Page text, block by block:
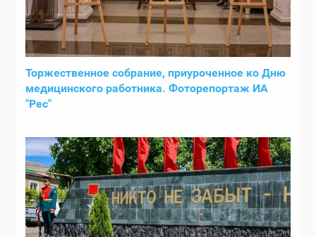
Торжественное собрание, приуроченное ко Дню
медицинского работника. Фоторепортаж ИА
"Рес"